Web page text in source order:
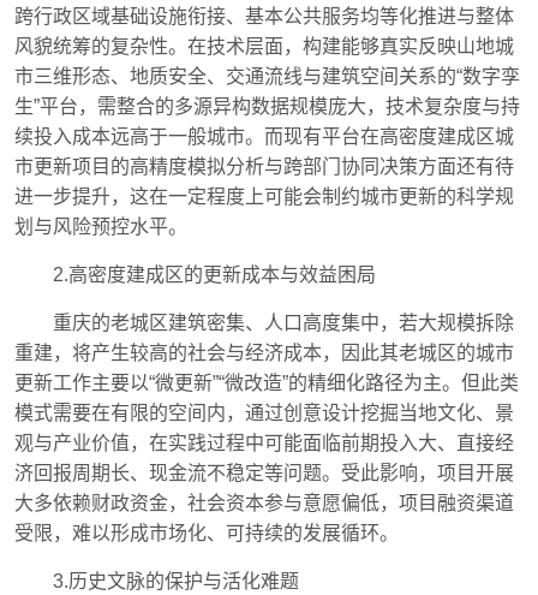
跨行政区域基础设施衔接、基本公共服务均等化推进与整体
风貌统筹的复杂性。在技术层面，构建能够真实反映山地城
市三维形态、地质安全、交通流线与建筑空间关系的“数字孪
生”平台，需整合的多源异构数据规模庞大，技术复杂度与持
续投入成本远高于一般城市。而现有平台在高密度建成区城
市更新项目的高精度模拟分析与跨部门协同决策方面还有待
进一步提升，这在一定程度上可能会制约城市更新的科学规
划与风险预控水平。
2.高密度建成区的更新成本与效益困局
重庆的老城区建筑密集、人口高度集中，若大规模拆除
重建，将产生较高的社会与经济成本，因此其老城区的城市
更新工作主要以“微更新”“微改造”的精细化路径为主。但此类
模式需要在有限的空间内，通过创意设计挖掘当地文化、景
观与产业价值，在实践过程中可能面临前期投入大、直接经
济回报周期长、现金流不稳定等问题。受此影响，项目开展
大多依赖财政资金，社会资本参与意愿偏低，项目融资渠道
受限，难以形成市场化、可持续的发展循环。
3.历史文脉的保护与活化难题